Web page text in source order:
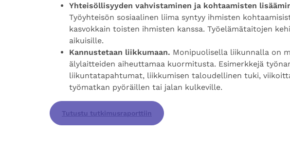
Yhteisöllisyyden vahvistaminen ja kohtaamisten
Työyhteisön sosiaalinen liima syntyy ihmisten
kasvokkain toisten ihmisten kanssa. Työelämätaitojen
aikuisille.
Kannustetaan liikkumaan. Monipuolisella liikunnalla on
älylaitteiden aiheuttamaa kuormitusta. Esimerkkejä
liikuntatapahtumat, liikkumisen taloudellinen tuki,
työmatkan pyöräillen tai jalan kulkeville.
Tutustu tutkimusraporttiin